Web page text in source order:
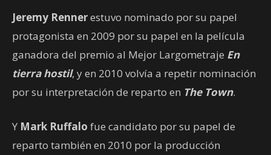
Jeremy Rennerestuvo nominado por su papel
protagonista en 2009 por su papel en la película
ganadora del premio al Mejor Largometraje En
tierra hostil, y en 2010 volvía a repetir nominación
por su interpretación de reparto en The Town.
Y Mark Ruffalo fue candidato por su papel de
reparto también en 2010 por la producción